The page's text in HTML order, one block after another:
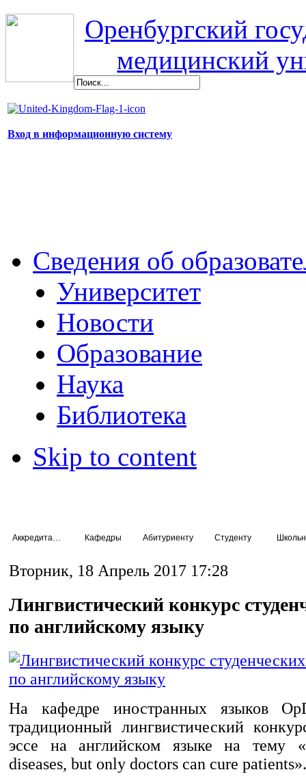
Оренбургский
медицинский
Вход в информационную систему
Сведения об
Университет
Новости
Образование
Наука
Библиотека
Skip to content
Кафедры Абитуриенту Студенту
Вторник, 18 Апрель 2017 17:28
Лингвистический конкурс
по английскому языку
На кафедре иностранных языков
традиционный лингвистический
эссе на английском языке на тему
diseases, but only doctors can cure patients».